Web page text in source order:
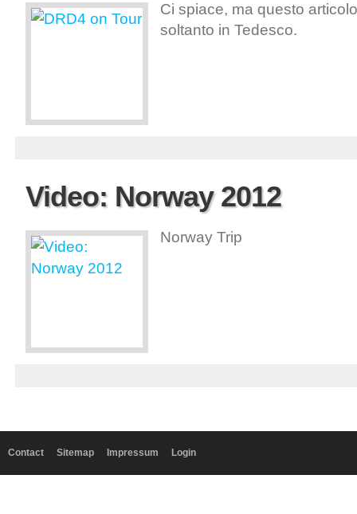
Ci spiace, ma questo
soltanto in Tedesco.
Video: Norway 2012
Norway Trip
Contact Sitemap Impressum Login